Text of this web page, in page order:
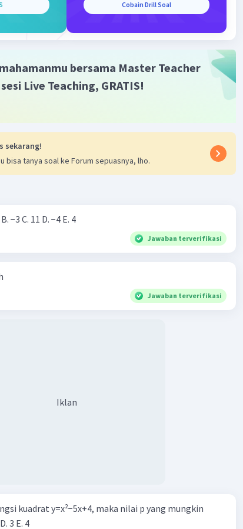
Cobain Drill Soal
bersama Master Teacher
Live Teaching, GRATIS!
sekarang!
bisa tanya soal ke Forum sepuasnya, lho.
|−7+4|=… A. 3 B. −3 C. 11 D. −4 E. 4
Jawaban terverifikasi
Jawaban terverifikasi
Iklan
kuadrat y=x²−5x+4, maka nilai p yang mungkin
3 E. 4